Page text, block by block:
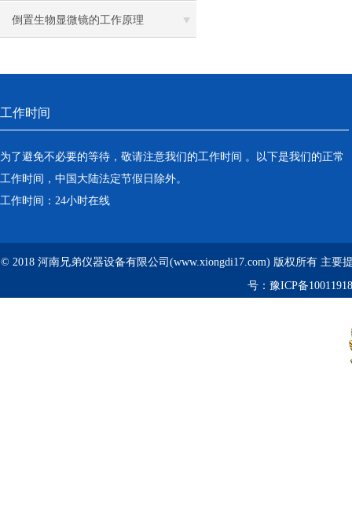
倒置生物显微镜的工作原理
工作时间
为了避免不必要的等待，敬请注意我们的工作时间 。以下是我们的正常
工作时间，中国大陆法定节假日除外。
工作时间：24小时在线
© 2018 河南兄弟仪器设备有限公司(www.xiongdi17.com) 版权所有 主要
号： 豫ICP备